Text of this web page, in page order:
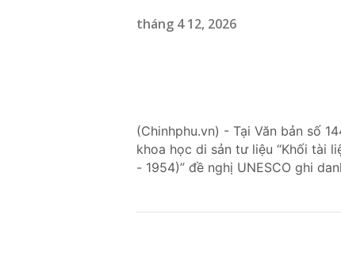
tháng 4 12, 2026
(Chinhphu.vn) - Tại Văn bản số
khoa học di sản tư liệu “Khối tài
- 1954)” đề nghị UNESCO ghi